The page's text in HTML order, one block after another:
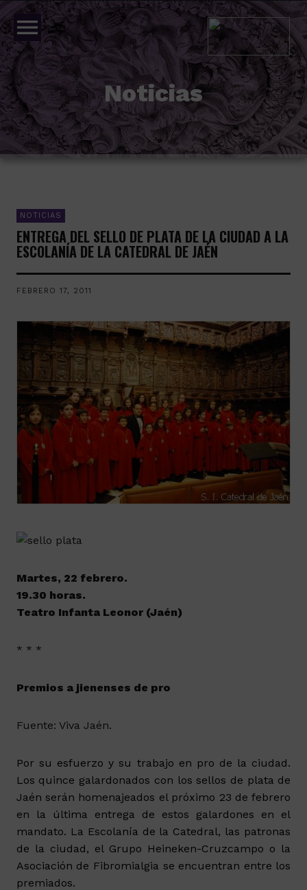
menu
Noticias
NOTICIAS
ENTREGA DEL SELLO DE PLATA DE LA CIUDAD A LA
ESCOLANÍA DE LA CATEDRAL DE JAÉN
FEBRERO 17, 2011
Martes, 22 febrero.
19.30 horas.
Teatro Infanta Leonor (Jaén)
* * *
Premios a jienenses de pro
Fuente: Viva Jaén.
Por su esfuerzo y su trabajo en pro de la ciudad.
Los quince galardonados con los sellos de plata de
Jaén serán homenajeados el próximo 23 de febrero
en la última entrega de estos galardones en el
mandato. La Escolanía de la Catedral, las patronas
de la ciudad, el Grupo Heineken-Cruzcampo o la
Asociación de Fibromialgia se encuentran entre los
premiados.